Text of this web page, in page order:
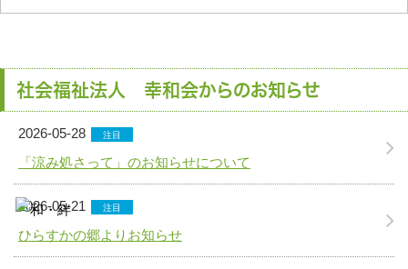
社会福祉法人 幸和会からのお知らせ
2026-05-28 注目
「涼み処さって」のお知らせについて
2026-05-21 注目
ひらすかの郷よりお知らせ